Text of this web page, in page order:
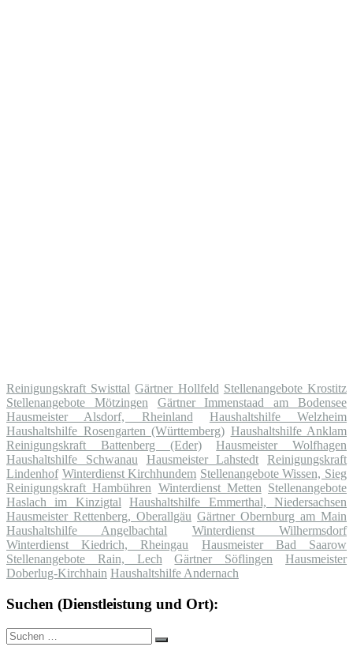
Reinigungskraft Swisttal Gärtner Hollfeld Stellenangebote Krostitz
Stellenangebote Mötzingen
Gärtner Immenstaad am Bodensee
Hausmeister Alsdorf, Rheinland
Haushaltshilfe Welzheim
Haushaltshilfe Rosengarten (Württemberg) Haushaltshilfe Anklam
Reinigungskraft Battenberg (Eder)
Hausmeister Wolfhagen
Haushaltshilfe Schwanau
Hausmeister Lahstedt
Reinigungskraft
Lindenhof Winterdienst Kirchhundem Stellenangebote Wissen, Sieg
Reinigungskraft Hambühren Winterdienst Metten Stellenangebote
Haslach im Kinzigtal
Haushaltshilfe Emmerthal, Niedersachsen
Hausmeister Rettenberg, Oberallgäu Gärtner Obernburg am Main
Haushaltshilfe Angelbachtal
Winterdienst Wilhermsdorf
Winterdienst Kiedrich, Rheingau
Hausmeister Bad Saarow
Stellenangebote Rain, Lech
Gärtner Söflingen
Hausmeister
Doberlug-Kirchhain Haushaltshilfe Andernach
Suchen (Dienstleistung und Ort):
Suche
nach:
Suchen